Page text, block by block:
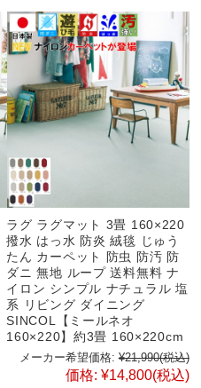
ラグ ラグマット 3畳 160×220
撥水 はっ水 防炎 絨毯 じゅう
たん カーペット 防虫 防汚 防
ダニ 無地 ループ 送料無料 ナ
イロン シンプル ナチュラル 塩
系 リビング ダイニング
SINCOL【ミールネオ
160×220】約3畳 160×220cm
メーカー希望価格: ¥21,990(税込)
価格: ¥14,800(税込)